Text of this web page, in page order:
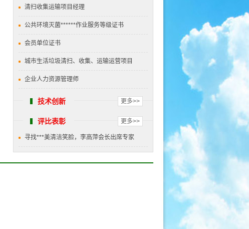
清扫收集运输项目经理
公共环境灭菌******作业服务等级证书
会员单位证书
城市生活垃圾清扫、收集、运输运营项目
企业人力资源管理师
更多>>
技术创新
更多>>
评比表彰
寻找***美清洁笑脸，李高萍会长出席专家